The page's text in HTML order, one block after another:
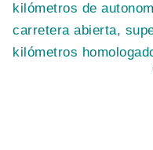
kilómetros de
carretera abierta,
kilómetros